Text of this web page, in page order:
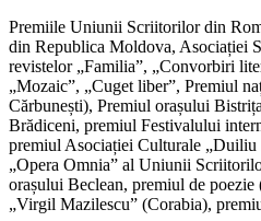
Premiile Uniunii Scriitorilor din
din Republica Moldova, Asociației
revistelor „Familia”, „Convorbiri
„Mozaic”, „Cuget liber”, Premiul
Cărbunești), Premiul orașului
Brădiceni, premiul Festivalului
premiul Asociației Culturale
„Opera Omnia” al Uniunii
orașului Beclean, premiul de
„Virgil Mazilescu” (Corabia),